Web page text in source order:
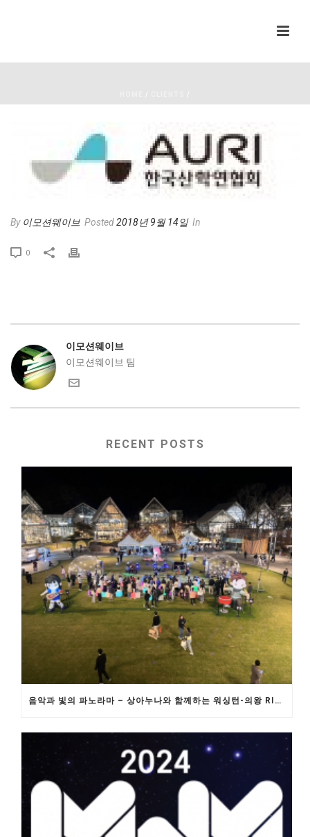
/ /
By 이모션웨이브 Posted2018년 9월 14일 In
0
이모션웨이브
이모션웨이브 팀
RECENT POSTS
음악과 빛의 파노라마 – 상아누나와 함께하는 워싱턴-의왕 RIMA 의 초저지연 5G 원격 콘서트